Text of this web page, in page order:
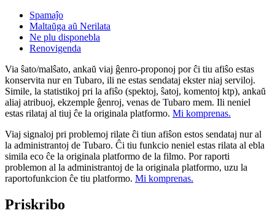
Spamaĵo
Maltaŭga aŭ Nerilata
Ne plu disponebla
Renovigenda
Via ŝato/malŝato, ankaŭ viaj ĝenro-proponoj por ĉi tiu afiŝo estas
konservita nur en Tubaro, ili ne estas sendataj ekster niaj serviloj.
Simile, la statistikoj pri la afiŝo (spektoj, ŝatoj, komentoj ktp), ankaŭ
aliaj atribuoj, ekzemple ĝenroj, venas de Tubaro mem. Ili neniel
estas rilataj al tiuj ĉe la originala platformo. Mi komprenas.
Viaj signaloj pri problemoj rilate ĉi tiun afiŝon estos sendataj nur al
la administrantoj de Tubaro. Ĉi tiu funkcio neniel estas rilata al ebla
simila eco ĉe la originala platformo de la filmo. Por raporti
problemon al la administrantoj de la originala platformo, uzu la
raportofunkcion ĉe tiu platformo. Mi komprenas.
Priskribo